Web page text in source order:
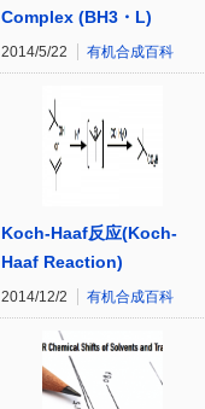
Complex (BH3・L)
2014/5/22 有机合成百科
Koch-Haaf反应(Koch-
Haaf Reaction)
2014/12/2 有机合成百科